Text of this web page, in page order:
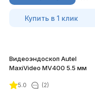
Купить в 1 клик
Видеоэндоскоп Autel
MaxiVideo MV400 5.5 мм
5.0 (2)